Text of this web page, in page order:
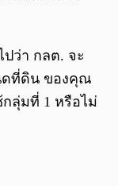
ว่า กลต. จะ
ดที่ดิน ของคุณ
กลุ่มที่ 1 หรือไม่